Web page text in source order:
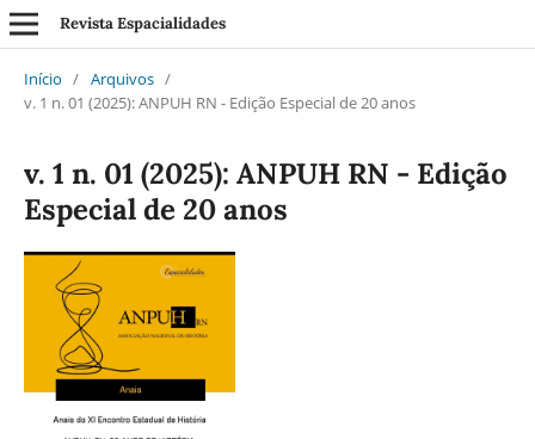
Revista Espacialidades
Início / Arquivos /
v. 1 n. 01 (2025): ANPUH RN - Edição Especial de 20 anos
v. 1 n. 01 (2025): ANPUH RN - Edição
Especial de 20 anos